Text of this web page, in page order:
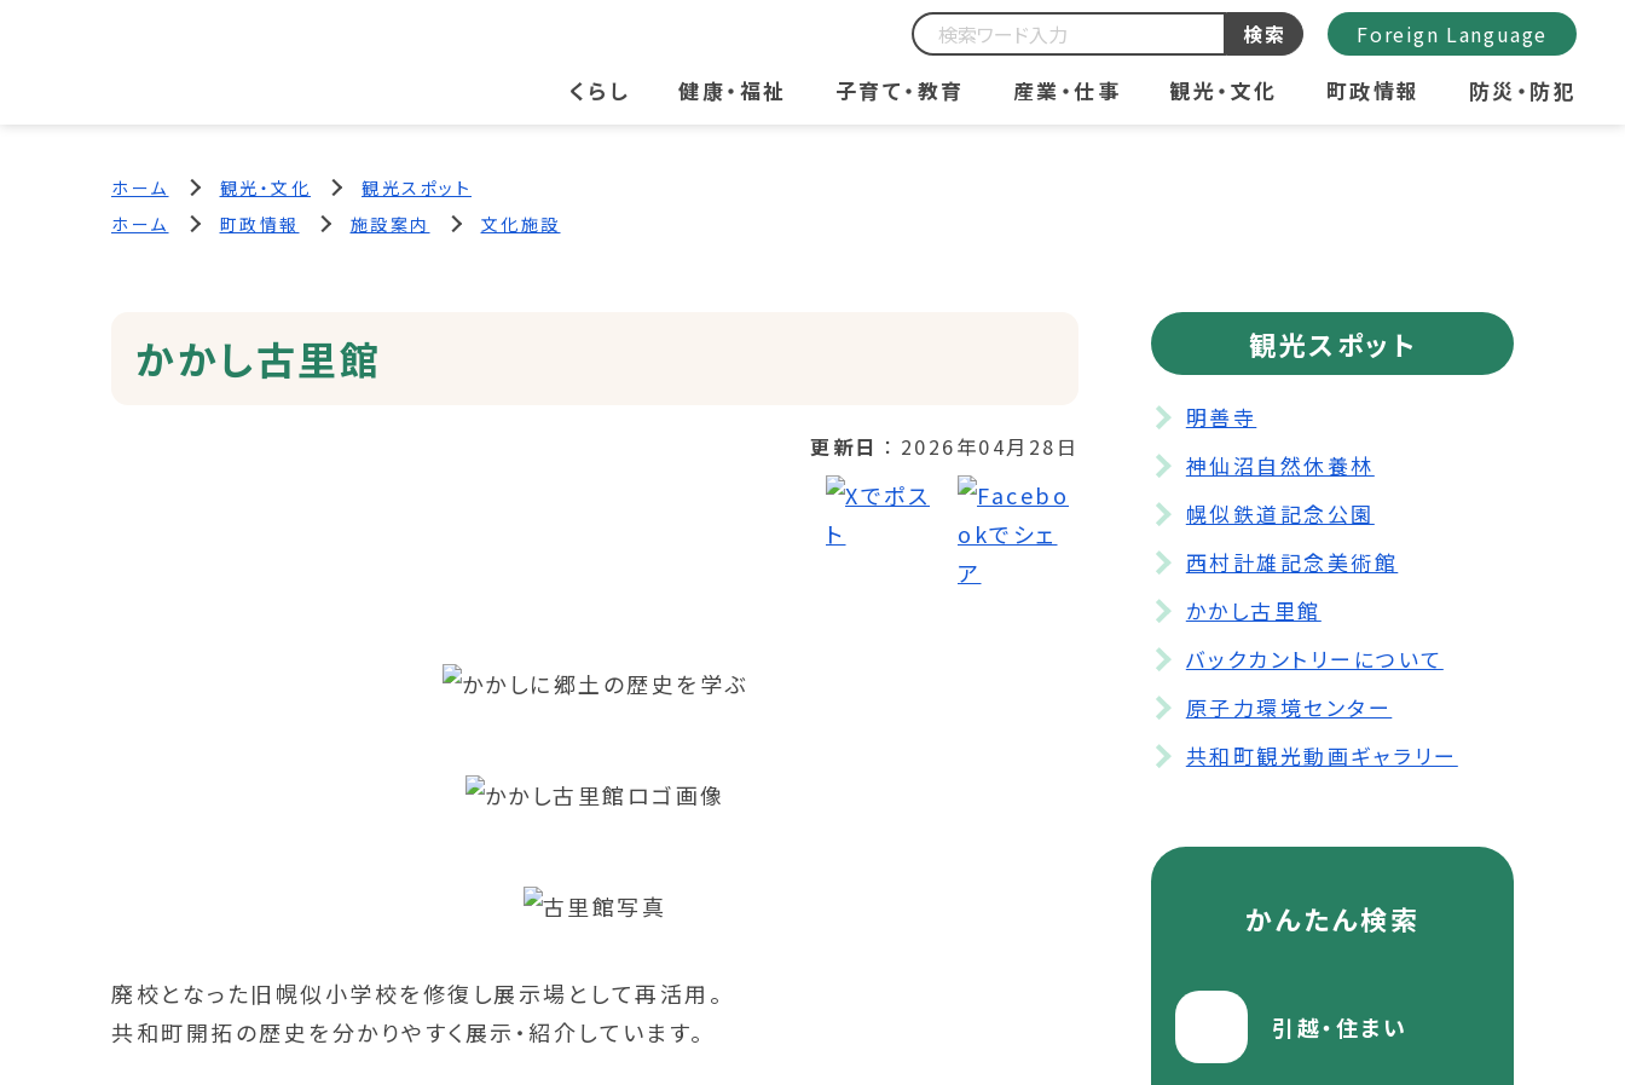
くらし 健康・福祉 子育て・教育 産業・仕事 観光・文化 町政情報 防災・防犯
検索 Foreign Language
ホーム 観光・文化
観光スポット
ホーム
町政情報 施設案内 文化施設
かかし古里館
更新日 2026年04月28日
廃校となった旧幌似小学校を修復し展示場として再活用。
共和町開拓の歴史を分かりやすく展示・紹介しています。
観光スポット
明善寺
神仙沼自然休養林
幌似鉄道記念公園
西村計雄記念美術館
かかし古里館
バックカントリーについて
原子力環境センター
共和町観光動画ギャラリー
かんたん検索
引越・住まい